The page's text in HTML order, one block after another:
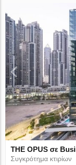
THE OPUS σε
Συγκρότημα κτιρίων